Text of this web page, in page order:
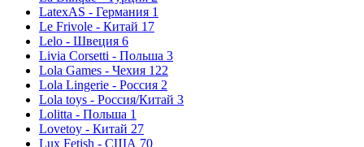
LatexAS - Германия 1
Le Frivole - Китай 17
Lelo - Швеция 6
Livia Corsetti - Польша 3
Lola Games - Чехия 122
Lola Lingerie - Россия 2
Lola toys - Россия/Китай 3
Lolitta - Польша 1
Lovetoy - Китай 27
Lux Fetish - США 70